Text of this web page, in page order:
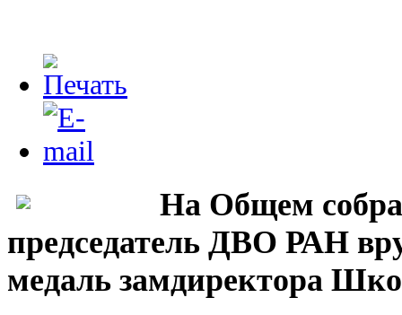
На Общем
председатель ДВО РАН
медаль замдиректора